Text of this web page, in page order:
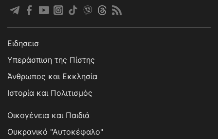
Ειδησεισ
Υπεράσπιση της Πίστης
Άνθρωπος και Εκκλησία
Ιστορία και Πολιτισμός
Οικογένεια και Παιδιά
Ουκρανικό "Αυτοκέφαλο"